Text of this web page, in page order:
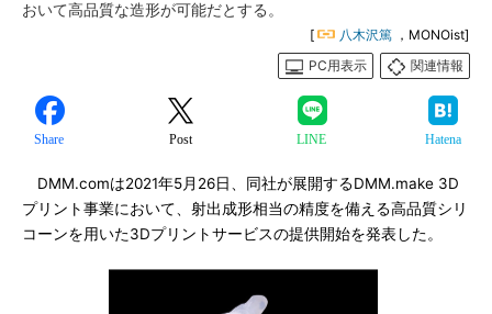
おいて高品質な造形が可能だとする。
[ 八木沢篤 ，MONOist]
PC用表示
関連情報
Share Post LINE Hatena
DMM.comは2021年5月26日、同社が展開するDMM.make 3D
プリント事業において、射出成形相当の精度を備える高品質シリ
コーンを用いた3Dプリントサービスの提供開始を発表した。